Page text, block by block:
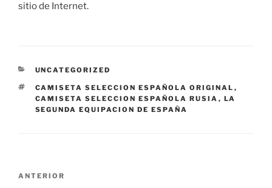
sitio de Internet.
CATEGORÍAS
UNCATEGORIZED
ETIQUETAS
CAMISETA SELECCION ESPAÑOLA ORIGINAL ,
CAMISETA SELECCION ESPAÑOLA RUSIA , LA
SEGUNDA EQUIPACION DE ESPAÑA
Entrada
ANTERIOR